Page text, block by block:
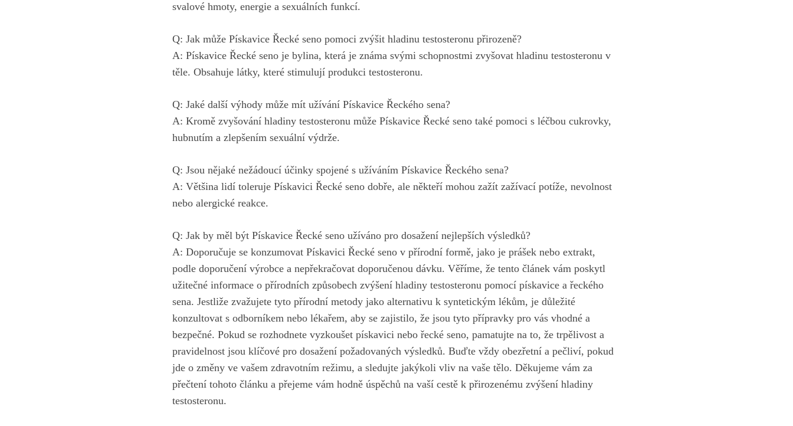
svalové hmoty, energie a sexuálních funkcí.
Q: Jak může Pískavice Řecké seno pomoci zvýšit hladinu testosteronu přirozeně?
A: Pískavice Řecké seno je bylina, která je známa svými schopnostmi zvyšovat hladinu testosteronu v
těle. Obsahuje látky, které stimulují produkci testosteronu.
Q: Jaké další výhody může mít užívání Pískavice Řeckého sena?
A: Kromě zvyšování hladiny testosteronu může Pískavice Řecké seno také pomoci s léčbou cukrovky,
hubnutím a zlepšením sexuální výdrže.
Q: Jsou nějaké nežádoucí účinky spojené s užíváním Pískavice Řeckého sena?
A: Většina lidí toleruje Pískavici Řecké seno dobře, ale někteří mohou zažít zažívací potíže, nevolnost
nebo alergické reakce.
Q: Jak by měl být Pískavice Řecké seno užíváno pro dosažení nejlepších výsledků?
A: Doporučuje se konzumovat Pískavici Řecké seno v přírodní formě, jako je prášek nebo extrakt,
podle doporučení výrobce a nepřekračovat doporučenou dávku. Věříme, že tento článek vám poskytl
užitečné informace o přírodních způsobech zvýšení hladiny testosteronu pomocí pískavice a řeckého
sena. Jestliže zvažujete tyto přírodní metody jako alternativu k syntetickým lékům, je důležité
konzultovat s odborníkem nebo lékařem, aby se zajistilo, že jsou tyto přípravky pro vás vhodné a
bezpečné. Pokud se rozhodnete vyzkoušet pískavici nebo řecké seno, pamatujte na to, že trpělivost a
pravidelnost jsou klíčové pro dosažení požadovaných výsledků. Buďte vždy obezřetní a pečliví, pokud
jde o změny ve vašem zdravotním režimu, a sledujte jakýkoli vliv na vaše tělo. Děkujeme vám za
přečtení tohoto článku a přejeme vám hodně úspěchů na vaší cestě k přirozenému zvýšení hladiny
testosteronu.